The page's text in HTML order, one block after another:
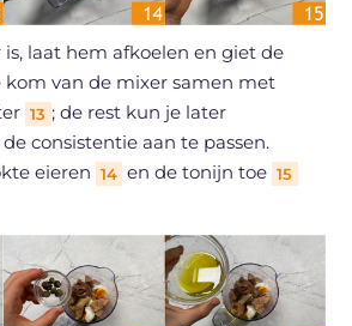
is, laat hem afkoelen en giet de
van de mixer samen met
13 ; de rest kun je later
consistentie aan te passen.
eieren 14 en de tonijn toe 15